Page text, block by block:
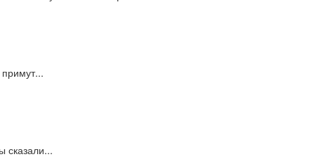
сказали...